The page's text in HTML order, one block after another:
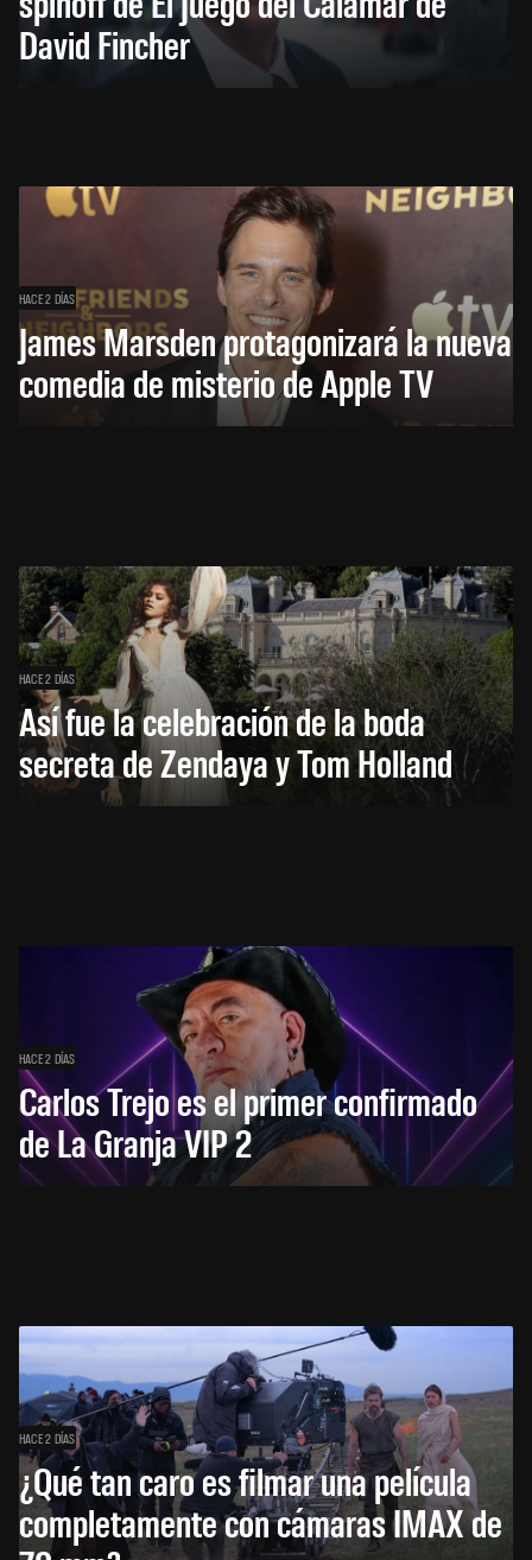
David Fincher
HACE 2 DÍAS
James Marsden protagonizará la nueva
comedia de misterio de Apple TV
HACE 2 DÍAS
Así fue la celebración de la boda
secreta de Zendaya y Tom Holland
HACE 2 DÍAS
Carlos Trejo es el primer confirmado
de La Granja VIP 2
HACE 2 DÍAS
¿Qué tan caro es filmar una película
completamente con cámaras IMAX de